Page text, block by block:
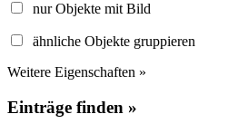
nur Objekte mit Bild
ähnliche Objekte gruppieren
Weitere Eigenschaften »
Einträge finden »